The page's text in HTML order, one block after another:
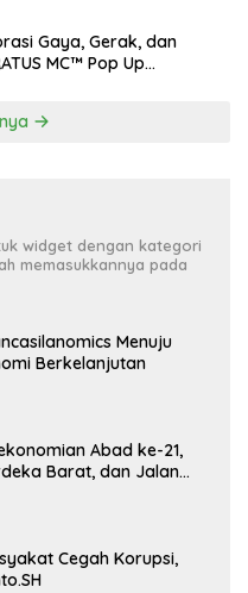
Gaya, Gerak, dan
MC™ Pop Up
widget dengan kategori
memasukkannya pada
Menuju
Berkelanjutan
Abad ke-21,
Barat, dan Jalan
Cegah Korupsi,